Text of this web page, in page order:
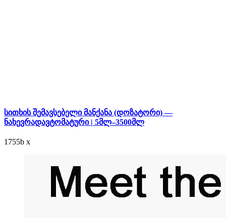
სითხის შემავსებელი მანქანა (დოზატორი) —
ნახევრადავტომატური | 5მლ–3500მლ
1755b x